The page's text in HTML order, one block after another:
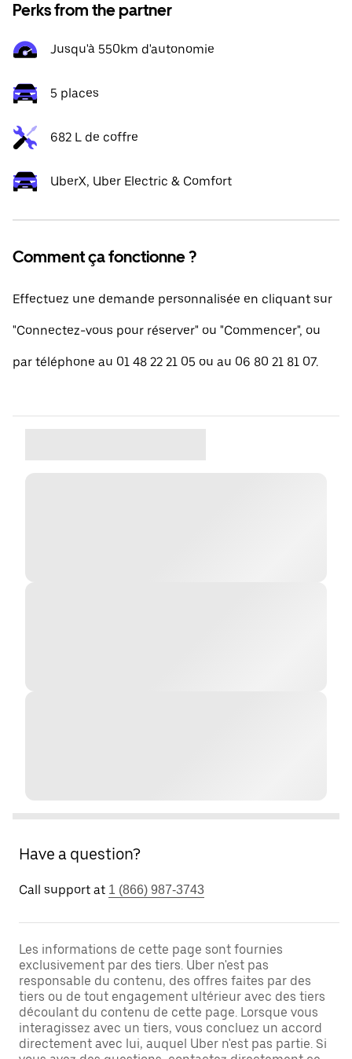
Perks from the partner
Jusqu'à 550km d'autonomie
5 places
682 L de coffre
UberX, Uber Electric & Comfort
Comment ça fonctionne ?
Effectuez une demande personnalisée en cliquant sur
"Connectez-vous pour réserver" ou "Commencer", ou
par téléphone au 01 48 22 21 05 ou au 06 80 21 81 07.
Have a question?
Call support at 1 (866) 987-3743
Les informations de cette page sont fournies
exclusivement par des tiers. Uber n'est pas
responsable du contenu, des offres faites par des
tiers ou de tout engagement ultérieur avec des tiers
découlant du contenu de cette page. Lorsque vous
interagissez avec un tiers, vous concluez un accord
directement avec lui, auquel Uber n'est pas partie. Si